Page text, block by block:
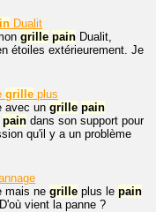
Dualit
grille pain Dualit,
étoiles extérieurement. Je
grille plus
avec un grille pain
pain dans son support pour
qu'il y a un problème
mais ne grille plus le pain
vient la panne ?